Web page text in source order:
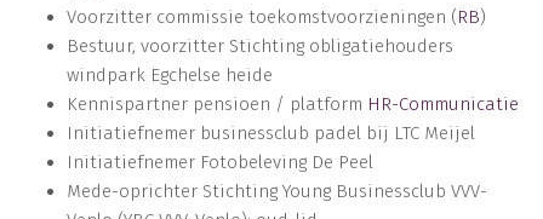
Voorzitter commissie toekomstvoorzieningen (RB)
Bestuur, voorzitter Stichting obligatiehouders
windpark Egchelse heide
Kennispartner pensioen / platform HR-Communicatie
Initiatiefnemer businessclub padel bij LTC Meijel
Initiatiefnemer Fotobeleving De Peel
Mede-oprichter Stichting Young Businessclub VVV-